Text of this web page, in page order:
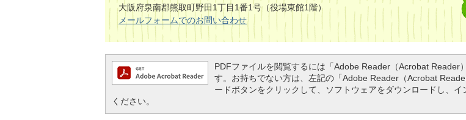
大阪府泉南郡熊取町野田1丁目1番1号（役場東館1階）
メールフォームでのお問い合わせ
PDFファイルを閲覧するには「Adobe Reader（Acrobat Reader
す。お持ちでない方は、左記の「Adobe Reader（Acrobat
ードボタンをクリックして、ソフトウェアをダウンロードし、イ
ください。